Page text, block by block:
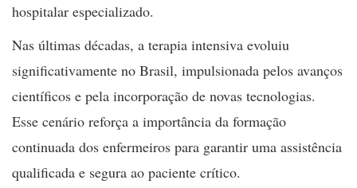
hospitalar especializado.
Nas últimas décadas, a terapia intensiva evoluiu
significativamente no Brasil, impulsionada pelos avanços
científicos e pela incorporação de novas tecnologias.
Esse cenário reforça a importância da formação
continuada dos enfermeiros para garantir uma assistência
qualificada e segura ao paciente crítico.